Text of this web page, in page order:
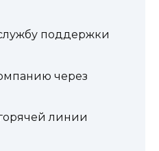
поддержки
через
линии